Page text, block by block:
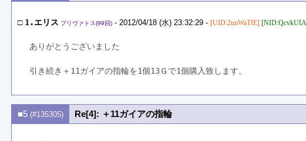
□ 1.エリス プリヴァトス(99回)- 2012/04/18 (水) 23:32:29 - [UID:2unWaTfE]
ありがとうございました
引き続き＋11ガイアの指輪を1個13Ｇで1個購入致します。
■5 (#135305)
Re[4]: ＋11ガイアの指輪